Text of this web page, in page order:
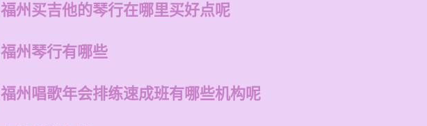
福州买吉他的琴行在哪里买好点呢
福州琴行有哪些
福州唱歌年会排练速成班有哪些机构呢